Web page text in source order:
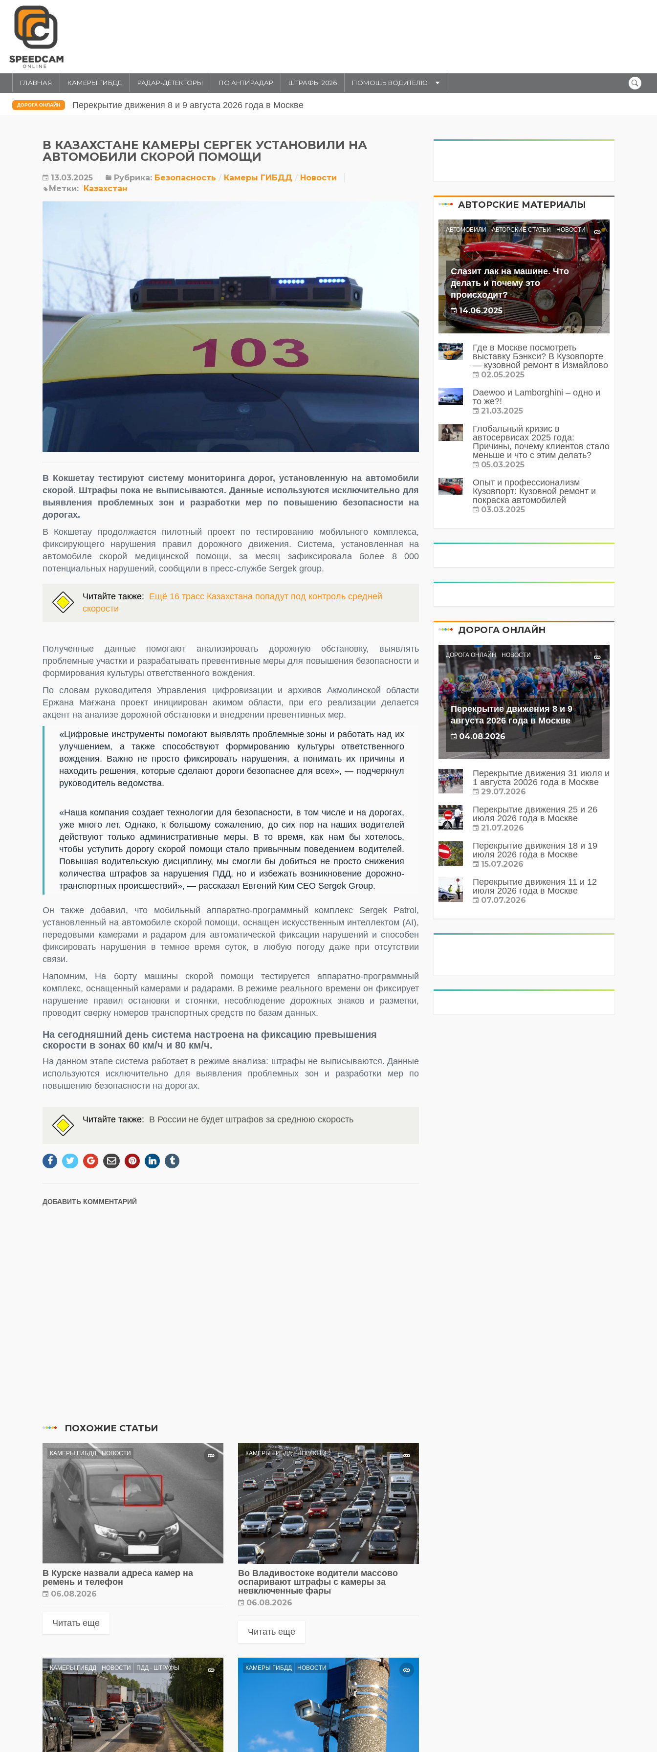
ГЛАВНАЯ КАМЕРЫ ГИБДД РАДАР-ДЕТЕКТОРЫ ПО АНТИРАДАР ШТРАФЫ 2026 ПОМОЩЬ ВОДИТЕЛЮ
ДОРОГА ОНЛАЙН Перекрытие движения 31 июля и 1 августа 20026 года в Москве
В КАЗАХСТАНЕ КАМЕРЫ СЕРГЕК УСТАНОВИЛИ НА
АВТОМОБИЛИ СКОРОЙ ПОМОЩИ
13.03.2025 Рубрика: Безопасность Камеры ГИБДД
Новости
Метки: Казахстан
В Кокшетау тестируют систему мониторинга дорог, установленную на автомобили
скорой. Штрафы пока не выписываются. Данные используются исключительно для
выявления проблемных зон и разработки мер по повышению безопасности на
дорогах.
В Кокшетау продолжается пилотный проект по тестированию мобильного комплекса,
фиксирующего нарушения правил дорожного движения. Система, установленная на
автомобиле скорой медицинской помощи, за месяц зафиксировала более 8 000
потенциальных нарушений, сообщили в пресс-службе Sergek group.
Читайте также: Ещё 16 трасс Казахстана попадут под контроль средней
скорости
Полученные данные помогают анализировать дорожную обстановку, выявлять
проблемные участки и разрабатывать превентивные меры для повышения безопасности и
формирования культуры ответственного вождения.
По словам руководителя Управления цифровизации и архивов Акмолинской области
Ержана Мағжана проект инициирован акимом области, при его реализации делается
акцент на анализе дорожной обстановки и внедрении превентивных мер.
«Цифровые инструменты помогают выявлять проблемные зоны и работать над их
улучшением, а также способствуют формированию культуры ответственного
вождения. Важно не просто фиксировать нарушения, а понимать их причины и
находить решения, которые сделают дороги безопаснее для всех», — подчеркнул
руководитель ведомства.
«Наша компания создает технологии для безопасности, в том числе и на дорогах,
уже много лет. Однако, к большому сожалению, до сих пор на наших водителей
действуют только административные меры. В то время, как нам бы хотелось,
чтобы уступить дорогу скорой помощи стало привычным поведением водителей.
Повышая водительскую дисциплину, мы смогли бы добиться не просто снижения
количества штрафов за нарушения ПДД, но и избежать возникновение дорожно-
транспортных происшествий», — рассказал Евгений Ким CEO Sergek Group.
Он также добавил, что мобильный аппаратно-программный комплекс Sergek Patrol,
установленный на автомобиле скорой помощи, оснащен искусственным интеллектом (AI),
передовыми камерами и радаром для автоматической фиксации нарушений и способен
фиксировать нарушения в темное время суток, в любую погоду даже при отсутствии
связи.
Напомним, На борту машины скорой помощи тестируется аппаратно-программный
комплекс, оснащенный камерами и радарами. В режиме реального времени он фиксирует
нарушение правил остановки и стоянки, несоблюдение дорожных знаков и разметки,
проводит сверку номеров транспортных средств по базам данных.
На сегодняшний день система настроена на фиксацию превышения
скорости в зонах 60 км/ч и 80 км/ч.
На данном этапе система работает в режиме анализа: штрафы не выписываются. Данные
используются исключительно для выявления проблемных зон и разработки мер по
повышению безопасности на дорогах.
Читайте также: В России не будет штрафов за среднюю скорость
ДОБАВИТЬ КОММЕНТАРИЙ
ПОХОЖИЕ СТАТЬИ
КАМЕРЫ ГИБДД НОВОСТИ
В Курске назвали адреса камер на
ремень и телефон
06.08.2026
Читать еще
КАМЕРЫ ГИБДД НОВОСТИ
Во Владивостоке водители массово
оспаривают штрафы с камеры за
невключенные фары
06.08.2026
Читать еще
КАМЕРЫ ГИБДД НОВОСТИ ПДД - ШТРАФЫ КАМЕРЫ ГИБДД НОВОСТИ
АВТОРСКИЕ МАТЕРИАЛЫ
АВТОМОБИЛИ АВТОРСКИЕ СТАТЬИ НОВОСТИ
Слазит лак на машине. Что
делать и почему это
происходит?
14.06.2025
Где в Москве посмотреть
выставку Бэнкси? В Кузовпорте
— кузовной ремонт в Измайлово
02.05.2025
Daewoo и Lamborghini – одно и
то же?!
21.03.2025
Глобальный кризис в
автосервисах 2025 года:
Причины, почему клиентов стало
меньше и что с этим делать?
05.03.2025
Опыт и профессионализм
Кузовпорт: Кузовной ремонт и
покраска автомобилей
03.03.2025
ДОРОГА ОНЛАЙН
ДОРОГА ОНЛАЙН НОВОСТИ
Перекрытие движения 8 и 9
августа 2026 года в Москве
04.08.2026
Перекрытие движения 31 июля и
1 августа 20026 года в Москве
29.07.2026
Перекрытие движения 25 и 26
июля 2026 года в Москве
21.07.2026
Перекрытие движения 18 и 19
июля 2026 года в Москве
15.07.2026
Перекрытие движения 11 и 12
июля 2026 года в Москве
07.07.2026